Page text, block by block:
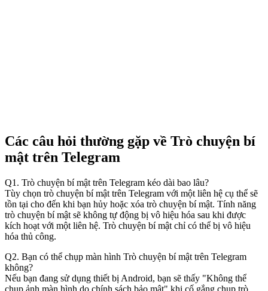
Các câu hỏi thường gặp về Trò chuyện bí
mật trên Telegram
Q1. Trò chuyện bí mật trên Telegram kéo dài bao lâu?
Tùy chọn trò chuyện bí mật trên Telegram với một liên hệ cụ thể sẽ
tồn tại cho đến khi bạn hủy hoặc xóa trò chuyện bí mật. Tính năng
trò chuyện bí mật sẽ không tự động bị vô hiệu hóa sau khi được
kích hoạt với một liên hệ. Trò chuyện bí mật chỉ có thể bị vô hiệu
hóa thủ công.
Q2. Bạn có thể chụp màn hình Trò chuyện bí mật trên Telegram
không?
Nếu bạn đang sử dụng thiết bị Android, bạn sẽ thấy "Không thể